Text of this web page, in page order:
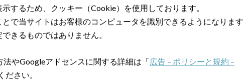
するため、クッキー（Cookie）を使用しております。
で当サイトはお客様のコンピュータを識別できるようになります
きるものではありません。
やGoogleアドセンスに関する詳細は「広告 – ポリシーと規約 –
ださい。